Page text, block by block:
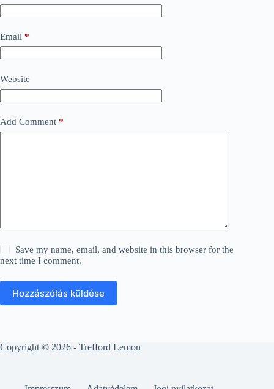
Email *
Website
Add Comment *
Save my name, email, and website in this browser for the
next time I comment.
Hozzászólás küldése
Copyright © 2026 - Trefford Lemon